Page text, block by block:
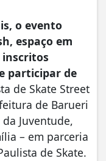
o evento
espaço em
participar de
de Skate Street
de Barueri
Juventude,
– em parceria
de Skate.